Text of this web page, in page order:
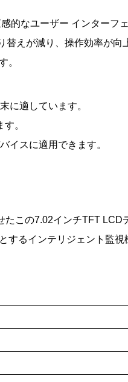
的なユーザー インターフ
えが減り、操作効率が
。
に適しています。
。
イスに適用できます。
この7.02インチTFT
るインテリジェント監